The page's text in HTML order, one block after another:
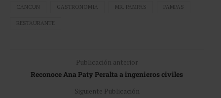
CANCUN GASTRONOMIA MR. PAMPAS PAMPAS
RESTAURANTE
Publicación anterior
Reconoce Ana Paty Peralta a ingenieros civiles
Siguiente Publicación